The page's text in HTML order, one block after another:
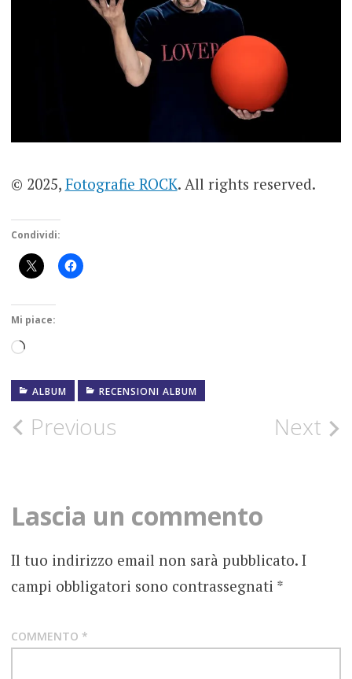
© 2025, Fotografie ROCK. All rights reserved.
Condividi:
Mi piace:
Caricamento
corso…
ALBUM RECENSIONI ALBUM
AMBIENT
SPERIMENTALE
CHILL
FOTOGRAFIE
PROGRESSIVE
METAL
Post
Previous Next
Lascia un commento
Il tuo indirizzo email non sarà pubblicato. I
campi obbligatori sono contrassegnati *
COMMENTO *